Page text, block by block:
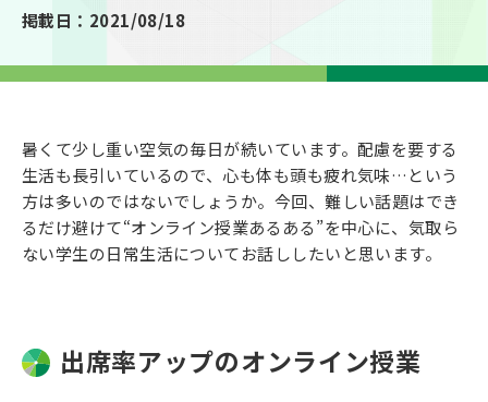
掲載日：2021/08/18
暑くて少し重い空気の毎日が続いています。配慮を要する
生活も長引いているので、心も体も頭も疲れ気味…という
方は多いのではないでしょうか。今回、難しい話題はでき
るだけ避けて“オンライン授業あるある”を中心に、気取ら
ない学生の日常生活についてお話ししたいと思います。
出席率アップのオンライン授業